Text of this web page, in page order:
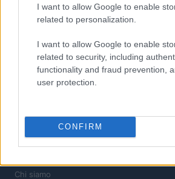
I want to allow Google to enable
related to personalization.
I want to allow Google to enable
related to security, including
functionality and fraud prevention,
user protection.
CONFIRM
Investimenti
Finanza
Criptovalute
Finanziamenti
Chi siamo